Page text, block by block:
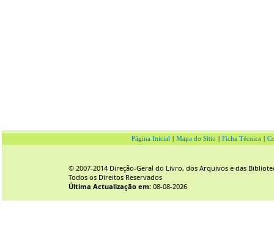
Página Inicial Mapa do Sítio Ficha Técnica
© 2007-2014 Direção-Geral do Livro, dos Arquivos e das
Todos os Direitos Reservados
Última Actualização em: 08-08-2026